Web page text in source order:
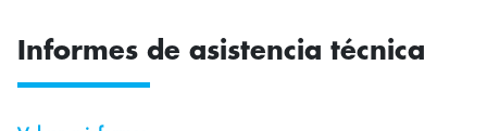
Informes de asistencia técnica